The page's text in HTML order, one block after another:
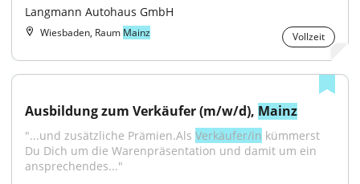
Langmann Autohaus GmbH
Wiesbaden, Raum Mainz Vollzeit
Ausbildung zum Verkäufer (m/w/d), Mainz
"...und zusätzliche Prämien.Als Verkäufer/in kümmerst
Du Dich um die Warenpräsentation und damit um ein
ansprechendes..."